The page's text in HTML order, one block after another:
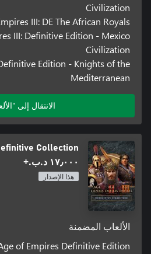
Civilization
III: DE The African Royals
III: Definitive Edition - Mexico
Civilization
Edition - Knights of the
Mediterranean
الانتقال إلى
Collection
١٧٫٠٠٠ د.ب.‏+
هذا الإصدار
الألعاب المضمنة
of Empires Definitive Edition